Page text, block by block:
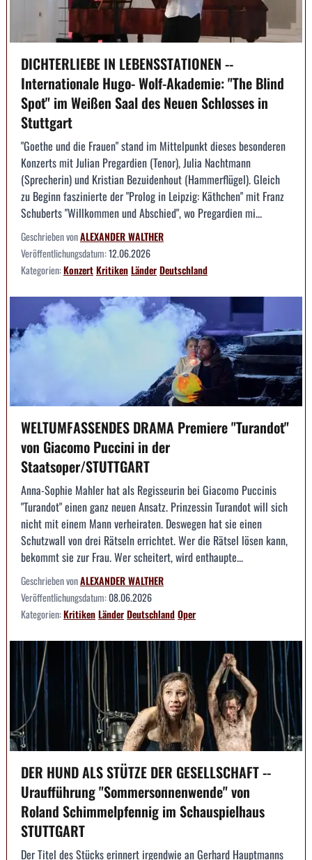
DICHTERLIEBE IN LEBENSSTATIONEN --
Internationale Hugo- Wolf-Akademie: "The Blind
Spot" im Weißen Saal des Neuen Schlosses in
Stuttgart
"Goethe und die Frauen" stand im Mittelpunkt dieses besonderen
Konzerts mit Julian Pregardien (Tenor), Julia Nachtmann
(Sprecherin) und Kristian Bezuidenhout (Hammerflügel). Gleich
zu Beginn faszinierte der "Prolog in Leipzig: Käthchen" mit Franz
Schuberts "Willkommen und Abschied", wo Pregardien mi...
Geschrieben vonALEXANDER WALTHER
Veröffentlichungsdatum:12.06.2026
Kategorien:KonzertKritikenLänderDeutschland
WELTUMFASSENDES DRAMA Premiere "Turandot"
von Giacomo Puccini in der
Staatsoper/STUTTGART
Anna-Sophie Mahler hat als Regisseurin bei Giacomo Puccinis
"Turandot" einen ganz neuen Ansatz. Prinzessin Turandot will sich
nicht mit einem Mann verheiraten. Deswegen hat sie einen
Schutzwall von drei Rätseln errichtet. Wer die Rätsel lösen kann,
bekommt sie zur Frau. Wer scheitert, wird enthaupte...
Geschrieben vonALEXANDER WALTHER
Veröffentlichungsdatum:08.06.2026
Kategorien:KritikenLänderDeutschlandOper
DER HUND ALS STÜTZE DER GESELLSCHAFT --
Uraufführung "Sommersonnenwende" von
Roland Schimmelpfennig im Schauspielhaus
STUTTGART
Der Titel des Stücks erinnert irgendwie an Gerhard Hauptmanns